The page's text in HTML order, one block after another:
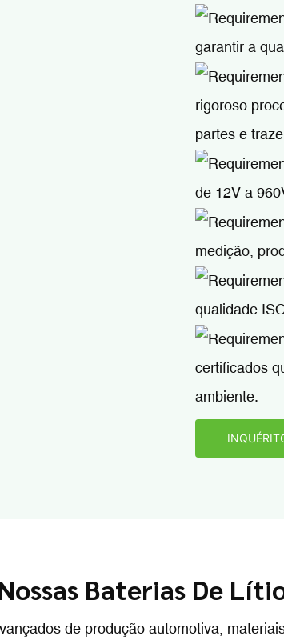
garantir a
rigoroso
partes e
de 12V a
medição,
qualidade
certificados
ambiente.
Baterias De
de produção automotiva,